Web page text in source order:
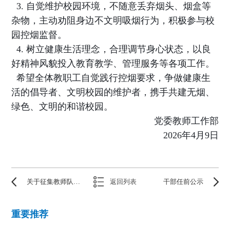
3. 自觉维护校园环境，不随意丢弃烟头、烟盒等
杂物，主动劝阻身边不文明吸烟行为，积极参与校
园控烟监督。
4. 树立健康生活理念，合理调节身心状态，以良
好精神风貌投入教育教学、管理服务等各项工作。
希望全体教职工自觉践行控烟要求，争做健康生
活的倡导者、文明校园的维护者，携手共建无烟、
绿色、文明的和谐校园。
党委教师工作部
2026年4月9日
返回列表 干部任前公示
重要推荐